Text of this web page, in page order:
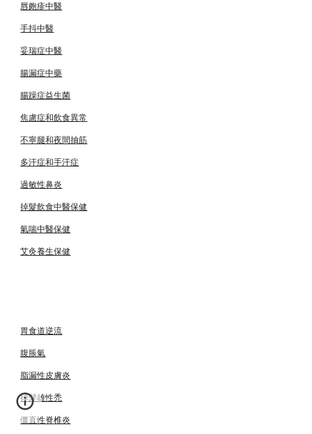
唇皰疹中醫
手抖中醫
妥瑞症中醫
腸漏症中藥
腸躁症益生菌
焦慮症和飲食異常
不寧腿和夜間抽筋
多汗症和手汗症
過敏性鼻炎
掉髮飲食中醫保健
氣喘中醫保健
艾灸養生保健
胃食道逆流
腹脹氣
脂漏性皮膚炎
掉髮雄性禿
僵直性脊椎炎